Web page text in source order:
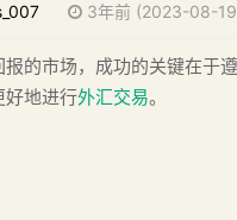
3年前 (2023-08-
报的市场，成功的关键在于
好地进行外汇交易。